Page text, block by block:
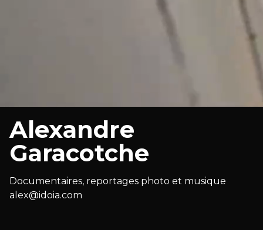
Alexandre
Garacotche
Documentaires, reportages photo et musique
alex@idoia.com